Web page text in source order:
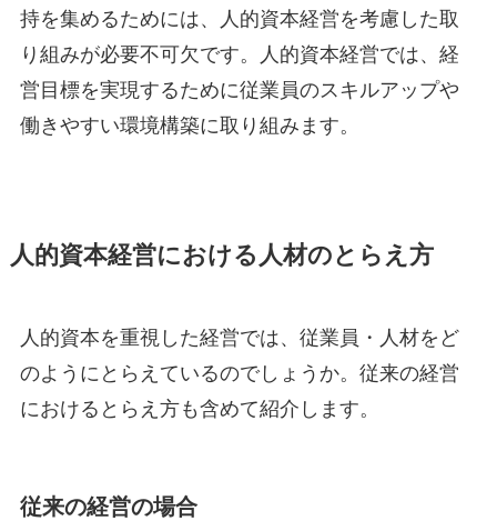
持を集めるためには、人的資本経営を考慮した取
り組みが必要不可欠です。人的資本経営では、経
営目標を実現するために従業員のスキルアップや
働きやすい環境構築に取り組みます。
人的資本経営における人材のとらえ方
人的資本を重視した経営では、従業員・人材をど
のようにとらえているのでしょうか。従来の経営
におけるとらえ方も含めて紹介します。
従来の経営の場合